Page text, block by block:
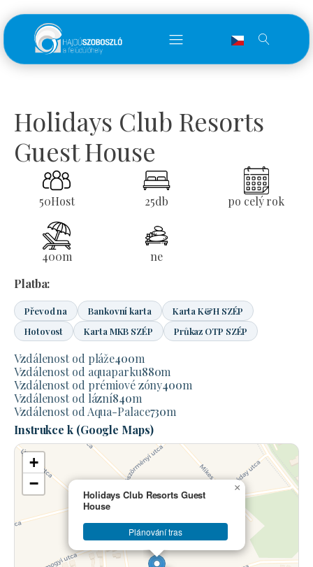
Holidays Club Resorts
Guest House
50Host 25db po celý rok
400m
ne
Platba:
Převod na Bankovní karta
Karta K&H SZÉP
Hotovost
Karta MKB SZÉP Průkaz OTP SZÉP
Vzdálenost od pláže400m
Vzdálenost od aquaparku880m
Vzdálenost od prémiové zóny400m
Vzdálenost od lázní840m
Vzdálenost od Aqua-Palace730m
Instrukce k (Google Maps)
Holidays Club Resorts Guest
House
Plánování tras
×
+
−